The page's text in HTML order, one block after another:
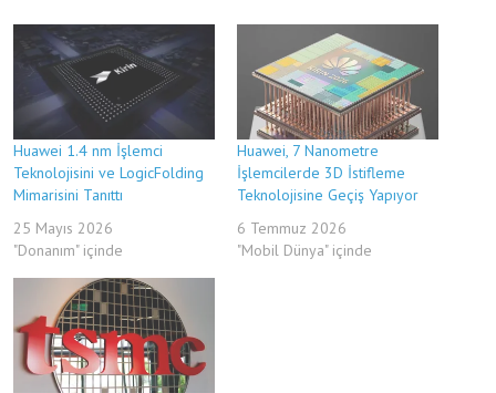
Huawei 1.4 nm İşlemci
Teknolojisini ve LogicFolding
Mimarisini Tanıttı
25 Mayıs 2026
"Donanım" içinde
Huawei, 7 Nanometre
İşlemcilerde 3D İstifleme
Teknolojisine Geçiş Yapıyor
6 Temmuz 2026
"Mobil Dünya" içinde